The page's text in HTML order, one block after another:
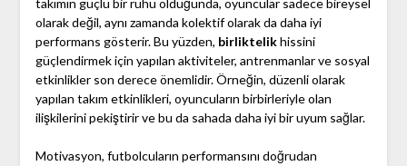
takımın güçlü bir ruhu olduğunda, oyuncular sadece bireysel
olarak değil, aynı zamanda kolektif olarak da daha iyi
performans gösterir. Bu yüzden, birliktelikhissini
güçlendirmek için yapılan aktiviteler, antrenmanlar ve sosyal
etkinlikler son derece önemlidir. Örneğin, düzenli olarak
yapılan takım etkinlikleri, oyuncuların birbirleriyle olan
ilişkilerini pekiştirir ve bu da sahada daha iyi bir uyum sağlar.
Motivasyon, futbolcuların performansını doğrudan